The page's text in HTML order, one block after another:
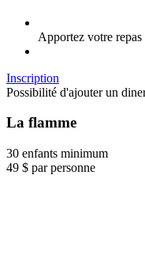
Apportez votre
Inscription
Possibilité d'ajouter un
La flamme
30 enfants minimum
49 $ par personne